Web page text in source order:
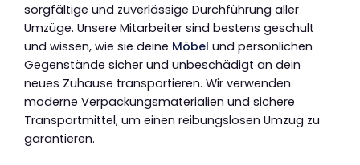
sorgfältige und zuverlässige Durchführung aller
Umzüge. Unsere Mitarbeiter sind bestens geschult
und wissen, wie sie deine Möbel und persönlichen
Gegenstände sicher und unbeschädigt an dein
neues Zuhause transportieren. Wir verwenden
moderne Verpackungsmaterialien und sichere
Transportmittel, um einen reibungslosen Umzug zu
garantieren.